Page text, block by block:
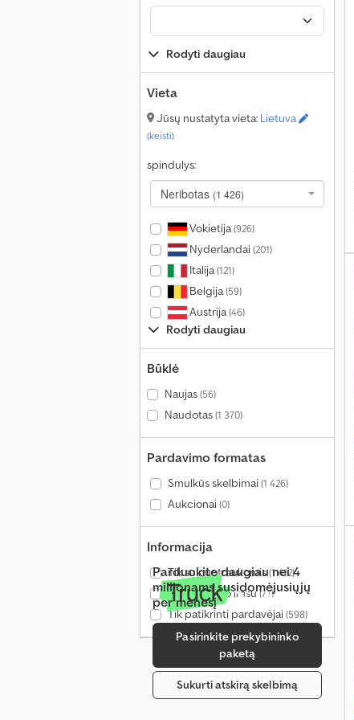
Rodyti daugiau
Vieta
Jūsų nustatyta vieta: Lietuva
(keisti)
spindulys:
Neribotas (1 426)
Vokietija(926)
Nyderlandai(201)
Italija(121)
Belgija(59)
Austrija(46)
Rodyti daugiau
Būklė
Naujas(56)
Naudotas(1 370)
Pardavimo formatas
Smulkūs skelbimai(1 426)
Aukcionai(0)
Informacija
Tik su nuotraukomis(1 412)
Tik su vaizdo įrašu(77)
Tik patikrinti pardavėjai(598)
Parduokite daugiau nei 4
milijonams susidomėjusiųjų
per mėnesį
Pasirinkite prekybininko
paketą
Sukurti atskirą skelbimą